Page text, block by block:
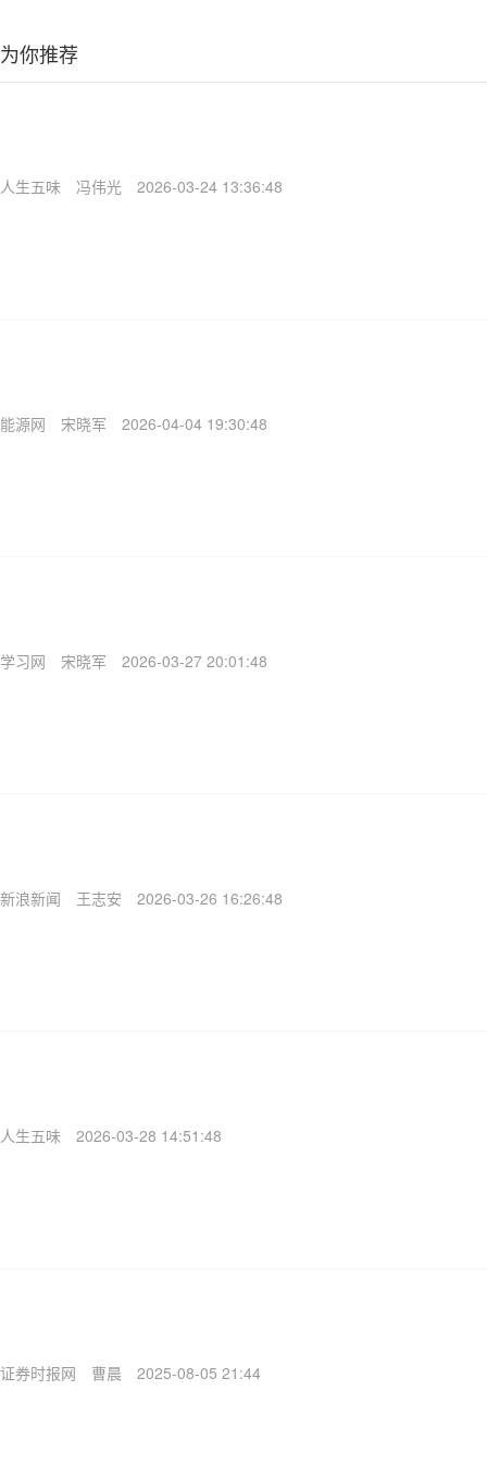
为你推荐
人生五味 冯伟光 2026-03-24 13:36:48
能源网 宋晓军 2026-04-04 19:30:48
学习网 宋晓军 2026-03-27 20:01:48
新浪新闻 王志安 2026-03-26 16:26:48
人生五味 2026-03-28 14:51:48
证券时报网 曹晨 2025-08-05 21:44